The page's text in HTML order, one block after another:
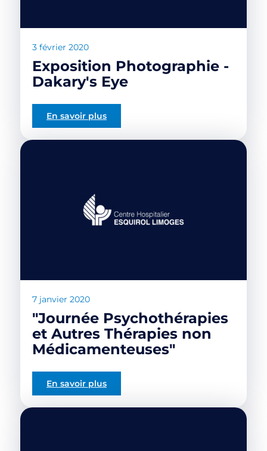
3 février 2020
Exposition Photographie -
Dakary's Eye
En savoir plus
7 janvier 2020
"Journée Psychothérapies
et Autres Thérapies non
Médicamenteuses"
En savoir plus